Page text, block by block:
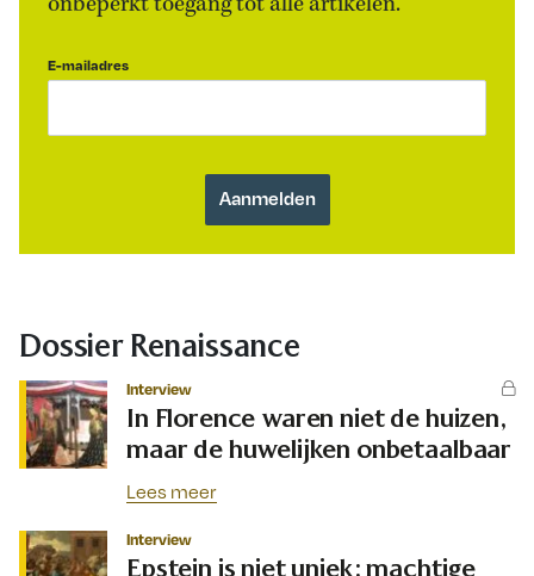
E-mailadres
Dossier Renaissance
Interview
In Florence waren niet de huizen,
maar de huwelijken onbetaalbaar
Lees meer
Interview
Epstein is niet uniek: machtige